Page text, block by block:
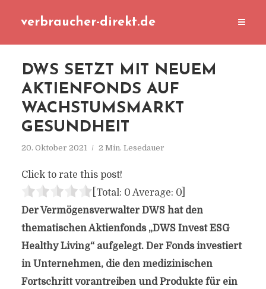
verbraucher-direkt.de
DWS SETZT MIT NEUEM
AKTIENFONDS AUF
WACHSTUMSMARKT
GESUNDHEIT
20. Oktober 2021 2 Min. Lesedauer
Click to rate this post!
[Total: 0 Average: 0]
Der Vermögensverwalter DWS hat den
thematischen Aktienfonds „DWS Invest ESG
Healthy Living“ aufgelegt. Der Fonds investiert
in Unternehmen, die den medizinischen
Fortschritt vorantreiben und Produkte für ein